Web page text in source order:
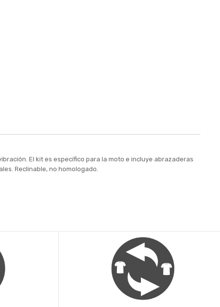
El kit es específico para la moto e incluye abrazaderas
Reclinable, no homologado.